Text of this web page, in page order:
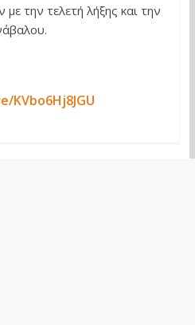
την τελετή λήξης και την
KVbo6Hj8JGU